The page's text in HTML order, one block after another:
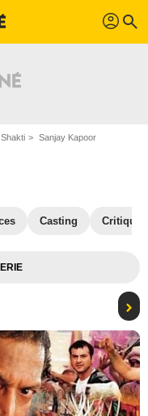
profil search
Sanjay Kapoor
Casting